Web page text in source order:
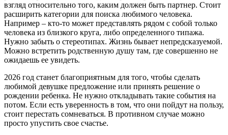
взгляд относительно того, каким должен быть партнер. Стоит
расширить категории для поиска любимого человека.
Например – кто-то может представлять рядом с собой только
человека из близкого круга, либо определенного типажа.
Нужно забыть о стереотипах. Жизнь бывает непредсказуемой.
Можно встретить родственную душу там, где совершенно не
ожидаешь ее увидеть.
2026 год станет благоприятным для того, чтобы сделать
любимой девушке предложение или принять решение о
рождении ребенка. Не нужно откладывать такие события на
потом. Если есть уверенность в том, что они пойдут на пользу,
стоит перестать сомневаться. В противном случае можно
просто упустить свое счастье.